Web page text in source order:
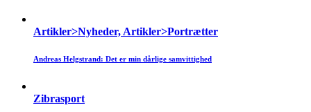
Artikler>Nyheder, Artikler>Portrætter
Andreas Helgstrand: Det er min dårlige samvittighed
Zibrasport